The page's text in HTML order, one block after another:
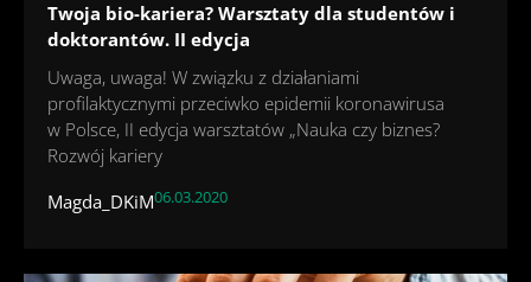
Twoja bio-kariera? Warsztaty dla studentów i
doktorantów. II edycja
Uwaga, uwaga! W związku z działaniami
profilaktycznymi przeciwko epidemii koronawirusa
w Polsce, II edycja warsztatów „Nauka czy biznes?
Rozwój kariery
Magda_DKiM06.03.2020